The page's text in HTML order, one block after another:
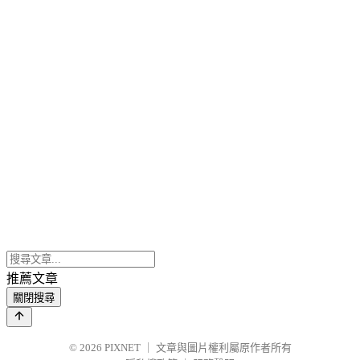
推薦文章
關閉搜尋
© 2026 PIXNET
文章與圖片權利屬原作者所有